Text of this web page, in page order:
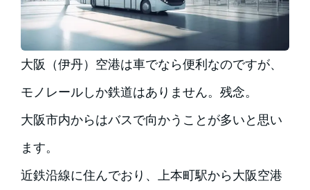
大阪（伊丹）空港は車でなら便利なのですが、
モノレールしか鉄道はありません。残念。
大阪市内からはバスで向かうことが多いと思い
ます。
近鉄沿線に住んでおり、上本町駅から大阪空港